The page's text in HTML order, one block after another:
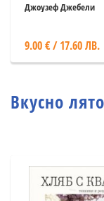
Джоузеф Джебели
9.00 € / 17.60 ЛВ.
Вкусно лято